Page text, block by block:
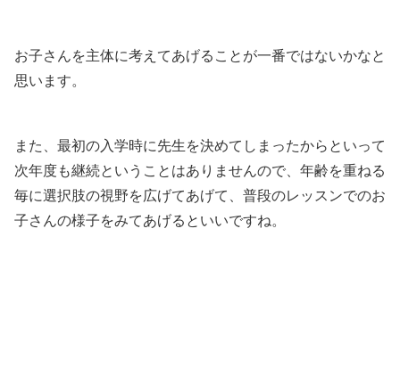
お子さんを主体に考えてあげることが一番ではないかなと
思います。
また、最初の入学時に先生を決めてしまったからといって
次年度も継続ということはありませんので、年齢を重ねる
毎に選択肢の視野を広げてあげて、普段のレッスンでのお
子さんの様子をみてあげるといいですね。